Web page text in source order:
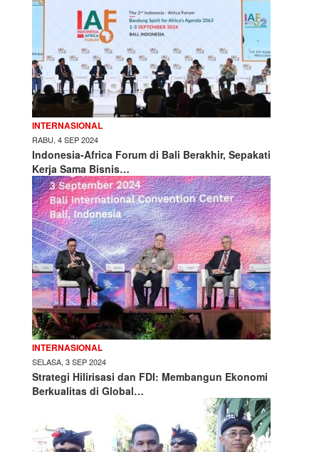
INTERNASIONAL
RABU, 4 SEP 2024
Indonesia-Africa Forum di Bali Berakhir, Sepakati
Kerja Sama Bisnis…
INTERNASIONAL
SELASA, 3 SEP 2024
Strategi Hilirisasi dan FDI: Membangun Ekonomi
Berkualitas di Global…